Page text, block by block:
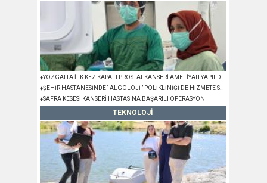
♦YOZGATTA İLK KEZ KAPALI PROSTAT KANSERİ AMELİYATI YAPILDI
♦ŞEHİR HASTANESİNDE ‘ ALGOLOJİ ’ POLİKLİNİĞİ DE HİZMETE SUNULDU
♦SAFRA KESESİ KANSERİ HASTASINA BAŞARILI OPERASYON
TEKNOLOJİ